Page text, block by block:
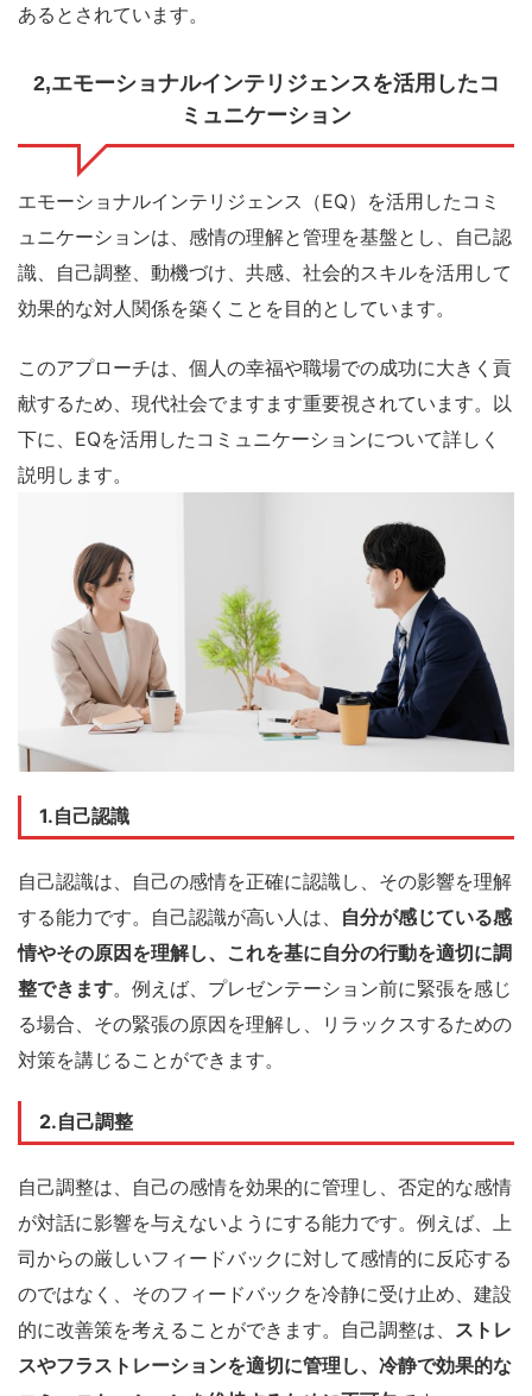
あるとされています。
2,エモーショナルインテリジェンスを活用したコ
ミュニケーション
エモーショナルインテリジェンス（EQ）を活用したコミ
ュニケーションは、感情の理解と管理を基盤とし、自己認
識、自己調整、動機づけ、共感、社会的スキルを活用して
効果的な対人関係を築くことを目的としています。
このアプローチは、個人の幸福や職場での成功に大きく貢
献するため、現代社会でますます重要視されています。以
下に、EQを活用したコミュニケーションについて詳しく
説明します。
1.自己認識
自己認識は、自己の感情を正確に認識し、その影響を理解
する能力です。自己認識が高い人は、 自分が感じている感
情やその原因を理解し、これを基に自分の行動を適切に調
整できます。例えば、プレゼンテーション前に緊張を感じ
る場合、その緊張の原因を理解し、リラックスするための
対策を講じることができます。
2.自己調整
自己調整は、自己の感情を効果的に管理し、否定的な感情
が対話に影響を与えないようにする能力です。例えば、上
司からの厳しいフィードバックに対して感情的に反応する
のではなく、そのフィードバックを冷静に受け止め、建設
的に改善策を考えることができます。自己調整は、 ストレ
スやフラストレーションを適切に管理し、冷静で効果的な